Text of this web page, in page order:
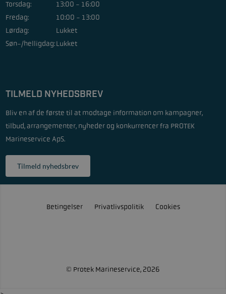
Torsdag:
13:00 - 16:00
Fredag:
10:00 - 13:00
Lørdag:
Lukket
Søn-/helligdag:Lukket
TILMELD NYHEDSBREV
Bliv en af de første til at modtage information om kampagner,
tilbud, arrangementer, nyheder og konkurrencer fra PROTEK
Marineservice ApS.
Tilmeld nyhedsbrev
Betingelser Privatlivspolitik Cookies
© Protek Marineservice, 2026